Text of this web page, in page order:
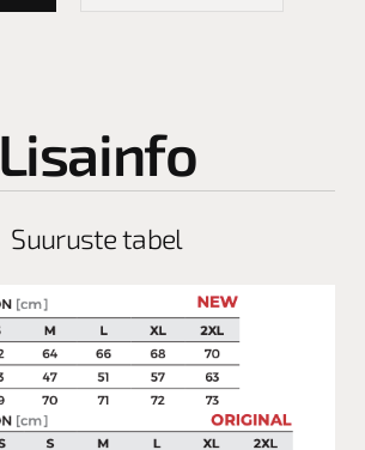
Lisainfo
Suuruste tabel